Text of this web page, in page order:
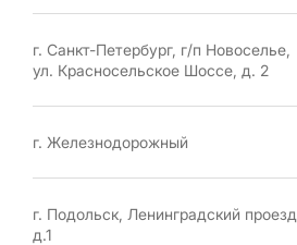
г. Санкт-Петербург, г/п Новоселье,
ул. Красносельское Шоссе, д. 2
г. Железнодорожный
г. Подольск, Ленинградский проезд,
д.1